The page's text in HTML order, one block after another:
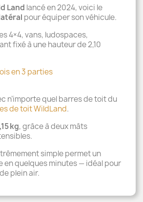
Land lancé en 2024, voici le
pour équiper son véhicule.
4×4, vans, ludospaces,
fixé à une hauteur de 2,10
en 3 parties
n’importe quel barres de toit du
de toit WildLand.
kg, grâce à deux mâts
simple permet un
en quelques minutes — idéal pour
plein air.